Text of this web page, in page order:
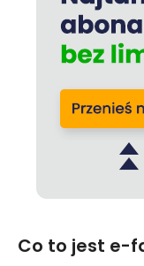
Co to jest e-